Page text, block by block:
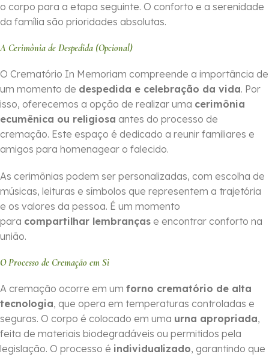
o corpo para a etapa seguinte. O conforto e a serenidade
da família são prioridades absolutas.
A Cerimônia de Despedida (Opcional)
O Crematório In Memoriam compreende a importância de
um momento de despedida e celebração da vida. Por
isso, oferecemos a opção de realizar uma cerimônia
ecumênica ou religiosa antes do processo de
cremação. Este espaço é dedicado a reunir familiares e
amigos para homenagear o falecido.
As cerimônias podem ser personalizadas, com escolha de
músicas, leituras e símbolos que representem a trajetória
e os valores da pessoa. É um momento
para compartilhar lembranças e encontrar conforto na
união.
O Processo de Cremação em Si
A cremação ocorre em um forno crematório de alta
tecnologia, que opera em temperaturas controladas e
seguras. O corpo é colocado em uma urna apropriada,
feita de materiais biodegradáveis ou permitidos pela
legislação. O processo é individualizado, garantindo que